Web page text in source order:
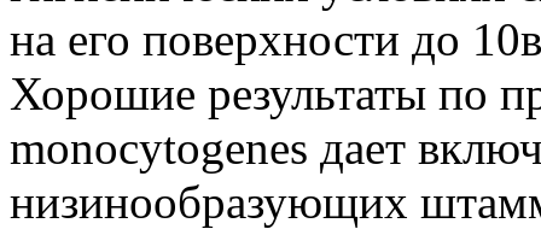
на его поверхности до
Хорошие результаты по
monocytogenes дает
низинообразующих